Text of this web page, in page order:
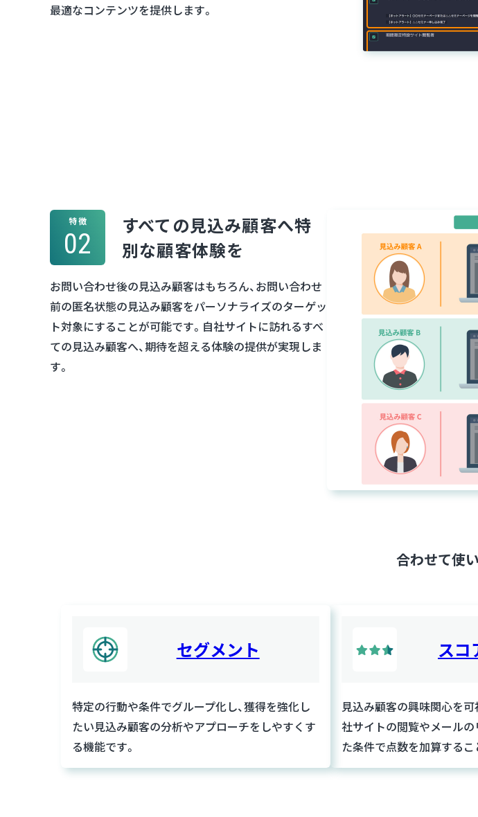
最適なコンテンツを提供します。
特徴
02
すべての見込み顧客へ特
別な顧客体験を
お問い合わせ後の見込み顧客はもちろん、お問い合わせ
前の匿名状態の見込み顧客をパーソナライズのターゲッ
ト対象にすることが可能です。自社サイトに訪れるすべ
ての見込み顧客へ、期待を超える体験の提供が実現しま
す。
合わせて使
セグメント
特定の行動や条件でグループ化し、獲得を強化し
たい見込み顧客の分析やアプローチをしやすくす
る機能です。
スコ
見込み顧客の興味関心を
社サイトの閲覧やメール
た条件で点数を加算するこ